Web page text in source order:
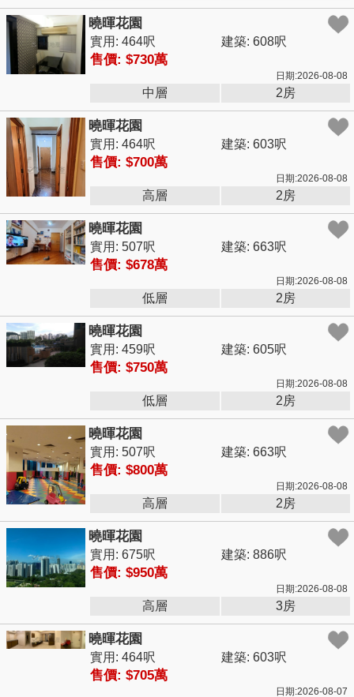
曉暉花園
實用: 464呎 建築: 608呎
售價: $730萬
日期:2026-08-08
中層 2房
曉暉花園
實用: 464呎 建築: 603呎
售價: $700萬
日期:2026-08-08
高層 2房
曉暉花園
實用: 507呎 建築: 663呎
售價: $678萬
日期:2026-08-08
低層 2房
曉暉花園
實用: 459呎 建築: 605呎
售價: $750萬
日期:2026-08-08
低層 2房
曉暉花園
實用: 507呎 建築: 663呎
售價: $800萬
日期:2026-08-08
高層 2房
曉暉花園
實用: 675呎 建築: 886呎
售價: $950萬
日期:2026-08-08
高層 3房
曉暉花園
實用: 464呎 建築: 603呎
售價: $705萬
日期:2026-08-07